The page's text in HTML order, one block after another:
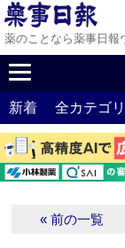
薬のことなら薬事日報
新着 全カテゴ
« 前の一覧